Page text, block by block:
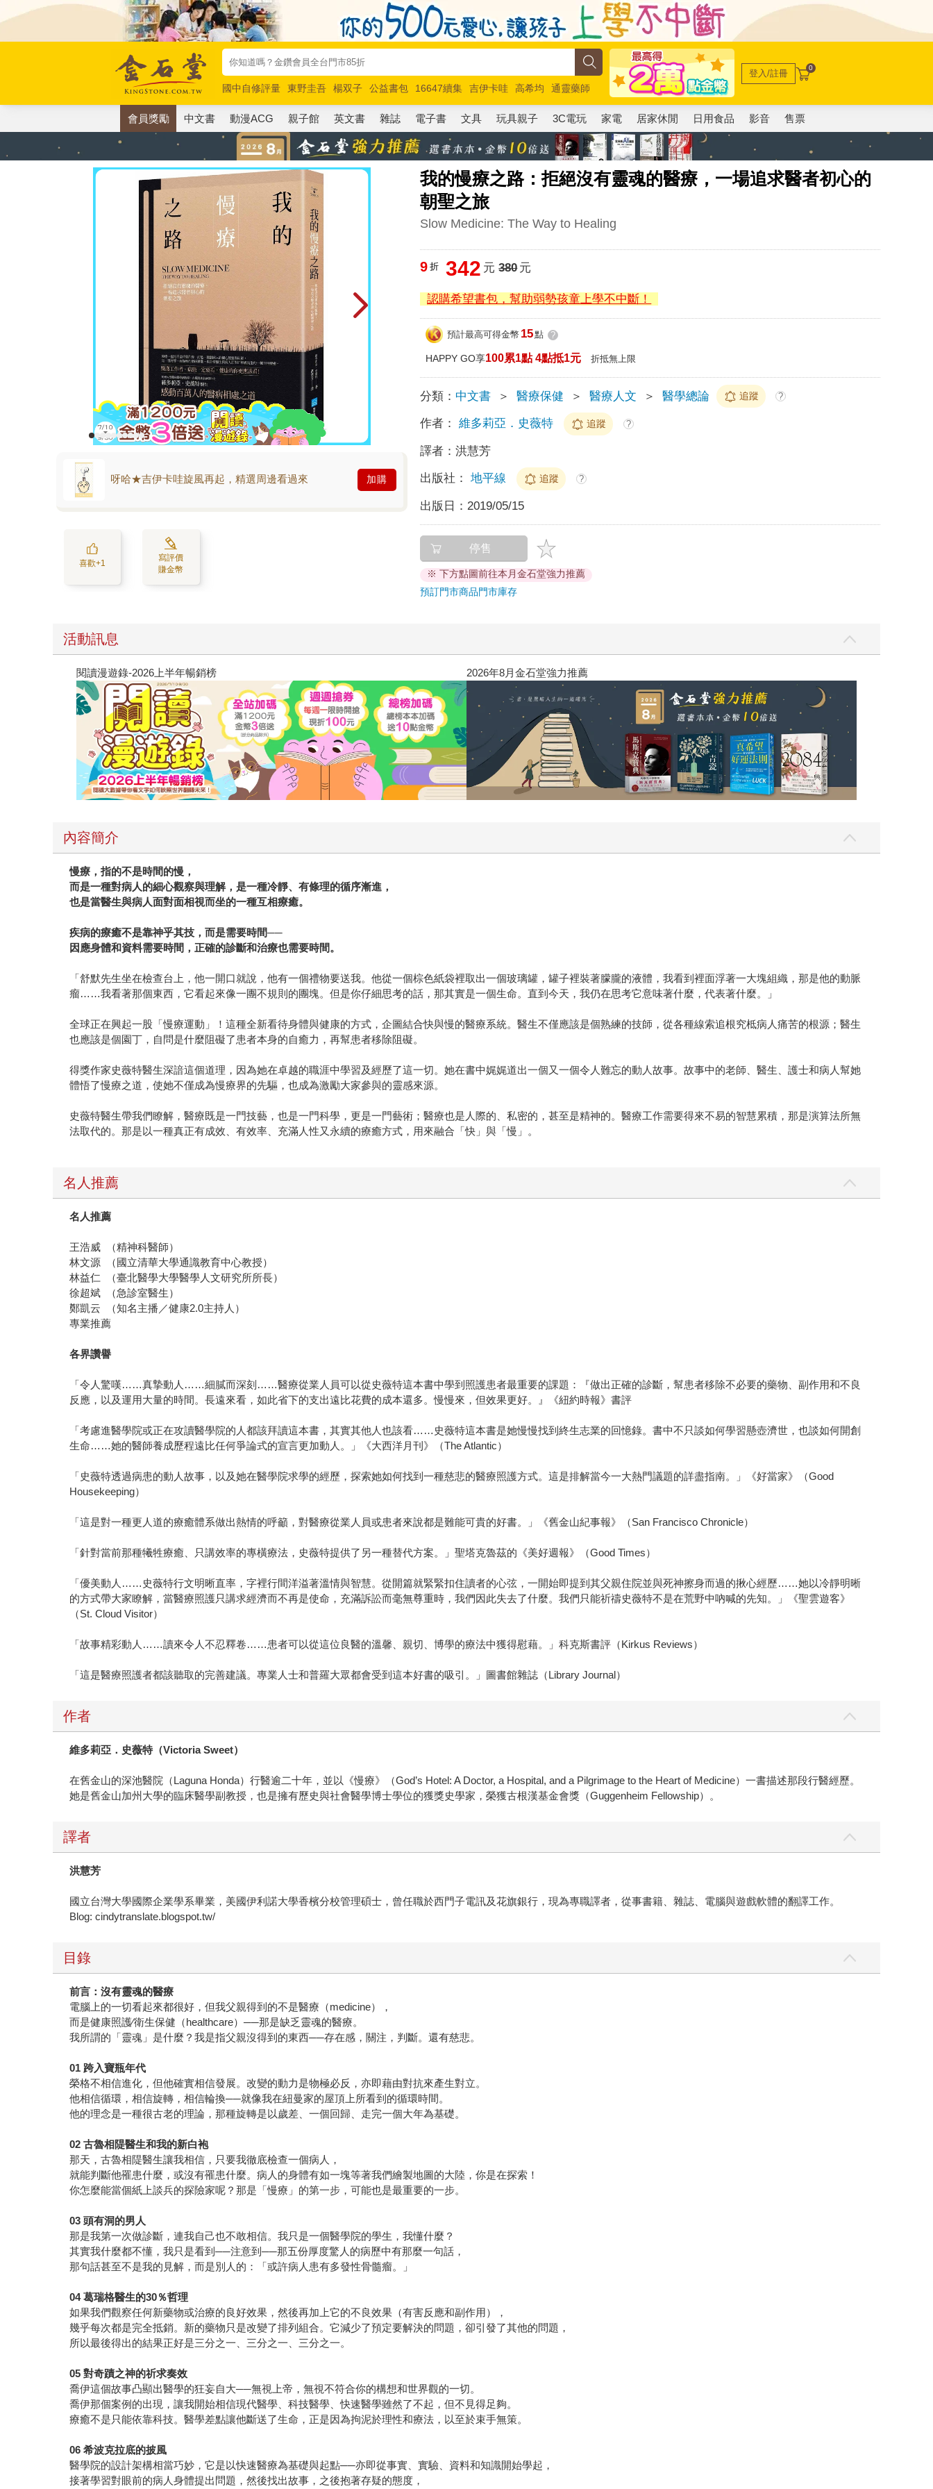
國中自修評量 東野圭吾 楊双子 公益書包 16647續集 吉伊卡哇 高希均
通靈藥師
唯紅花綻放
奧德賽 路邊攤新作 馬斯克 玩具總動員5 超慢跑
登入/註冊 0
會員獎勵 中文書 動漫ACG 親子館 英文書 雜誌 電子書 文具 玩具親子 3C電玩 家電 居家休閒 日用食品 影音 售票
我的慢療之路：拒絕沒有靈魂的醫療，一場追求醫者初心的
朝聖之旅
Slow Medicine: The Way to Healing
呀哈★吉伊卡哇旋風再起，精選周邊看過來 加購
喜歡+1
寫評價
賺金幣
9 折 342 元 380元
認購希望書包，幫助弱勢孩童上學不中斷！
預計最高可得金幣 15點 ?
HAPPY GO享100累1點 4點抵1元 折抵無上限
分類： 中文書 ＞ 醫療保健 ＞ 醫療人文 ＞ 醫學總論 追蹤 ?
作者： 維多莉亞．史薇特 追蹤 ?
譯者：洪慧芳
出版社： 地平線 追蹤 ?
出版日： 2019/05/15
停售
※ 下方點圖前往本月金石堂強力推薦
預訂門市商品門市庫存
活動訊息
閱讀漫遊錄-2026上半年暢銷榜 2026年8月金石堂強力推薦
內容簡介
慢療，指的不是時間的慢，
而是一種對病人的細心觀察與理解，是一種冷靜、有條理的循序漸進，
也是當醫生與病人面對面相視而坐的一種互相療癒。
疾病的療癒不是靠神乎其技，而是需要時間──
因應身體和資料需要時間，正確的診斷和治療也需要時間。
「舒默先生坐在檢查台上，他一開口就說，他有一個禮物要送我。他從一個棕色紙袋裡取出一個玻璃罐，罐子裡裝著朦朧的液體，我看到裡面浮著一大塊組織，那是他的動脈
瘤……我看著那個東西，它看起來像一團不規則的團塊。但是你仔細思考的話，那其實是一個生命。直到今天，我仍在思考它意味著什麼，代表著什麼。」
全球正在興起一股「慢療運動」！這種全新看待身體與健康的方式，企圖結合快與慢的醫療系統。醫生不僅應該是個熟練的技師，從各種線索追根究柢病人痛苦的根源；醫生
也應該是個園丁，自問是什麼阻礙了患者本身的自癒力，再幫患者移除阻礙。
得獎作家史薇特醫生深諳這個道理，因為她在卓越的職涯中學習及經歷了這一切。她在書中娓娓道出一個又一個令人難忘的動人故事。故事中的老師、醫生、護士和病人幫她
體悟了慢療之道，使她不僅成為慢療界的先驅，也成為激勵大家參與的靈感來源。
史薇特醫生帶我們瞭解，醫療既是一門技藝，也是一門科學，更是一門藝術；醫療也是人際的、私密的，甚至是精神的。醫療工作需要得來不易的智慧累積，那是演算法所無
法取代的。那是以一種真正有成效、有效率、充滿人性又永續的療癒方式，用來融合「快」與「慢」。
名人推薦
名人推薦
王浩威 （精神科醫師）
林文源 （國立清華大學通識教育中心教授）
林益仁 （臺北醫學大學醫學人文研究所所長）
徐超斌 （急診室醫生）
鄭凱云 （知名主播／健康2.0主持人）
專業推薦
各界讚譽
「令人驚嘆……真摯動人……細膩而深刻……醫療從業人員可以從史薇特這本書中學到照護患者最重要的課題：『做出正確的診斷，幫患者移除不必要的藥物、副作用和不良
反應，以及運用大量的時間。長遠來看，如此省下的支出遠比花費的成本還多。慢慢來，但效果更好。』《紐約時報》書評
「考慮進醫學院或正在攻讀醫學院的人都該拜讀這本書，其實其他人也該看……史薇特這本書是她慢慢找到終生志業的回憶錄。書中不只談如何學習懸壺濟世，也談如何開創
生命……她的醫師養成歷程遠比任何爭論式的宣言更加動人。」《大西洋月刊》（The Atlantic）
「史薇特透過病患的動人故事，以及她在醫學院求學的經歷，探索她如何找到一種慈悲的醫療照護方式。這是排解當今一大熱門議題的詳盡指南。」《好當家》（Good
Housekeeping）
「這是對一種更人道的療癒體系做出熱情的呼籲，對醫療從業人員或患者來說都是難能可貴的好書。」《舊金山紀事報》（San Francisco Chronicle）
「針對當前那種犧牲療癒、只講效率的專橫療法，史薇特提供了另一種替代方案。」聖塔克魯茲的《美好週報》（Good Times）
「優美動人……史薇特行文明晰直率，字裡行間洋溢著溫情與智慧。從開篇就緊緊扣住讀者的心弦，一開始即提到其父親住院並與死神擦身而過的揪心經歷……她以冷靜明晰
的方式帶大家瞭解，當醫療照護只講求經濟而不再是使命，充滿訴訟而毫無尊重時，我們因此失去了什麼。我們只能祈禱史薇特不是在荒野中吶喊的先知。」《聖雲遊客》
（St. Cloud Visitor）
「故事精彩動人……讀來令人不忍釋卷……患者可以從這位良醫的溫馨、親切、博學的療法中獲得慰藉。」科克斯書評（Kirkus Reviews）
「這是醫療照護者都該聽取的完善建議。專業人士和普羅大眾都會受到這本好書的吸引。」圖書館雜誌（Library Journal）
作者
維多莉亞．史薇特（Victoria Sweet）
在舊金山的深池醫院（Laguna Honda）行醫逾二十年，並以《慢療》（God’s Hotel: A Doctor, a Hospital, and a Pilgrimage to the Heart of Medicine）一書描述那段行醫經歷。
她是舊金山加州大學的臨床醫學副教授，也是擁有歷史與社會醫學博士學位的獲獎史學家，榮獲古根漢基金會獎（Guggenheim Fellowship）。
譯者
洪慧芳
國立台灣大學國際企業學系畢業，美國伊利諾大學香檳分校管理碩士，曾任職於西門子電訊及花旗銀行，現為專職譯者，從事書籍、雜誌、電腦與遊戲軟體的翻譯工作。
Blog: cindytranslate.blogspot.tw/
目錄
前言：沒有靈魂的醫療
電腦上的一切看起來都很好，但我父親得到的不是醫療（medicine），
而是健康照護∕衛生保健（healthcare）──那是缺乏靈魂的醫療。
我所謂的「靈魂」是什麼？我是指父親沒得到的東西──存在感，關注，判斷。還有慈悲。
01 跨入寶瓶年代
榮格不相信進化，但他確實相信發展。改變的動力是物極必反，亦即藉由對抗來產生對立。
他相信循環，相信旋轉，相信輪換──就像我在紐曼家的屋頂上所看到的循環時間。
他的理念是一種很古老的理論，那種旋轉是以歲差、一個回歸、走完一個大年為基礎。
02古魯相隄醫生和我的新白袍
那天，古魯相隄醫生讓我相信，只要我徹底檢查一個病人，
就能判斷他罹患什麼，或沒有罹患什麼。病人的身體有如一塊等著我們繪製地圖的大陸，你是在探索！
你怎麼能當個紙上談兵的探險家呢？那是「慢療」的第一步，可能也是最重要的一步。
03頭有洞的男人
那是我第一次做診斷，連我自己也不敢相信。我只是一個醫學院的學生，我懂什麼？
其實我什麼都不懂，我只是看到──注意到──那五份厚度驚人的病歷中有那麼一句話，
那句話甚至不是我的見解，而是別人的：「或許病人患有多發性骨髓瘤。」
04葛瑞格醫生的30％哲理
如果我們觀察任何新藥物或治療的良好效果，然後再加上它的不良效果（有害反應和副作用），
幾乎每次都是完全抵銷。新的藥物只是改變了排列組合。它減少了預定要解決的問題，卻引發了其他的問題，
所以最後得出的結果正好是三分之一、三分之一、三分之一。
05對奇蹟之神的祈求奏效
喬伊這個故事凸顯出醫學的狂妄自大──無視上帝，無視不符合你的構想和世界觀的一切。
喬伊那個案例的出現，讓我開始相信現代醫學、科技醫學、快速醫學雖然了不起，但不見得足夠。
療癒不是只能依靠科技。醫學差點讓他斷送了生命，正是因為拘泥於理性和療法，以至於束手無策。
06希波克拉底的披風
醫學院的設計架構相當巧妙，它是以快速醫療為基礎與起點──亦即從事實、實驗、資料和知識開始學起，
接著學習對眼前的病人身體提出問題，然後找出故事，之後抱著存疑的態度，